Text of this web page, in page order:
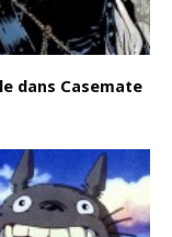
dans Casemate